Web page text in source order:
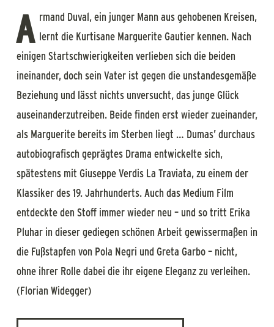
A rmand Duval, ein junger Mann aus gehobenen Kreisen,
lernt die Kurtisane Marguerite Gautier kennen. Nach
einigen Startschwierigkeiten verlieben sich die beiden
ineinander, doch sein Vater ist gegen die unstandesgemäße
Beziehung und lässt nichts unversucht, das junge Glück
auseinanderzutreiben. Beide finden erst wieder zueinander,
als Marguerite bereits im Sterben liegt … Dumas’ durchaus
autobiografisch geprägtes Drama entwickelte sich,
spätestens mit Giuseppe Verdis La Traviata, zu einem der
Klassiker des 19. Jahrhunderts. Auch das Medium Film
entdeckte den Stoff immer wieder neu – und so tritt Erika
Pluhar in dieser gediegen schönen Arbeit gewissermaßen in
die Fußstapfen von Pola Negri und Greta Garbo – nicht,
ohne ihrer Rolle dabei die ihr eigene Eleganz zu verleihen.
(Florian Widegger)